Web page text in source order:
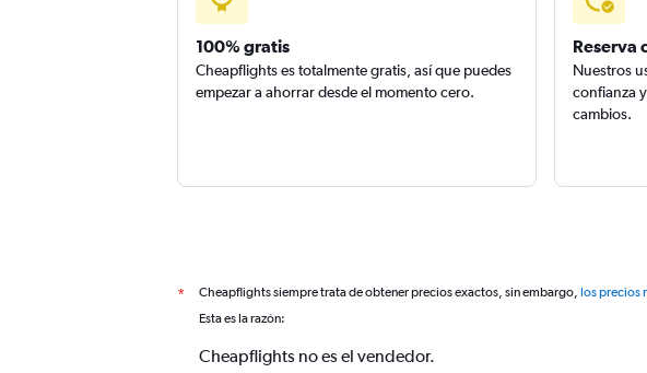
100% gratis
Cheapflights es totalmente gratis, así que puedes
empezar a ahorrar desde el momento cero.
Reserva
Nuestros
confianza
cambios.
* Cheapflights siempre trata de obtener precios exactos, sin embargo, los precios
Esta es la razón:
Cheapflights no es el vendedor.